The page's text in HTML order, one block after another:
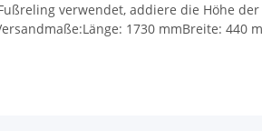
verwendet, addiere die Höhe
1730 mmBreite: 440